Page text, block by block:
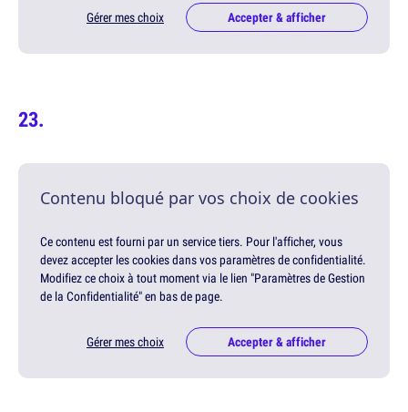
Gérer mes choix Accepter & afficher
Contenu bloqué par vos choix de cookies
Ce contenu est fourni par un service tiers. Pour l'afficher, vous
devez accepter les cookies dans vos paramètres de confidentialité.
Modifiez ce choix à tout moment via le lien "Paramètres de Gestion
de la Confidentialité" en bas de page.
Gérer mes choix Accepter & afficher